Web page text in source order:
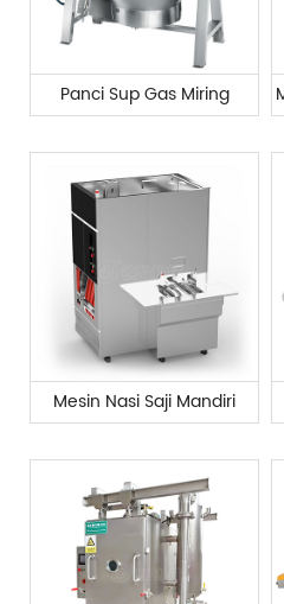
Panci Sup Gas Miring
Mesin Nasi Saji Mandiri